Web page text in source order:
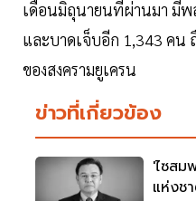
เดือนมิถุนายนที่ผ่านมา มีพ
และบาดเจ็บอีก 1,343 คน
ของสงครามยูเครน
ข่าวที่เกี่ยวข้อง
'ไซสม
แห่งช